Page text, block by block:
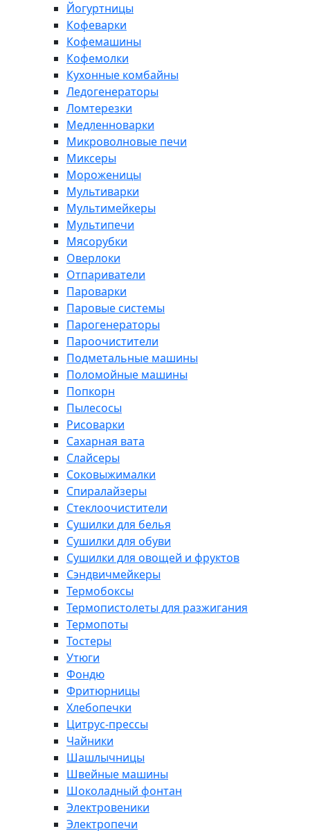
Йогуртницы
Кофеварки
Кофемашины
Кофемолки
Кухонные комбайны
Ледогенераторы
Ломтерезки
Медленноварки
Микроволновые печи
Миксеры
Мороженицы
Мультиварки
Мультимейкеры
Мультипечи
Мясорубки
Оверлоки
Отпариватели
Пароварки
Паровые системы
Парогенераторы
Пароочистители
Подметальные машины
Поломойные машины
Попкорн
Пылесосы
Рисоварки
Сахарная вата
Слайсеры
Соковыжималки
Спиралайзеры
Стеклоочистители
Сушилки для белья
Сушилки для обуви
Сушилки для овощей и фруктов
Сэндвичмейкеры
Термобоксы
Термопистолеты для разжигания
Термопоты
Тостеры
Утюги
Фондю
Фритюрницы
Хлебопечки
Цитрус-прессы
Чайники
Шашлычницы
Швейные машины
Шоколадный фонтан
Электровеники
Электропечи